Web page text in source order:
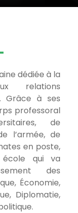
dédiée à la
relations
Grâce à ses
professoral
de
l’armée, de
en poste,
qui va
des
Économie,
Diplomatie,